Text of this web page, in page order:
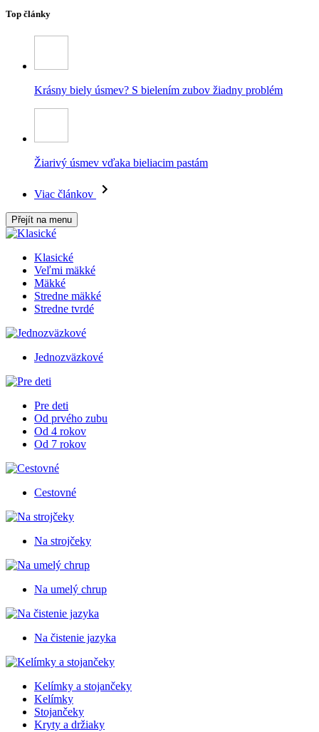
Top články
Krásny biely úsmev? S bielením zubov žiadny problém
Žiarivý úsmev vďaka bieliacim pastám
Viac článkov
Přejít na menu
Klasické
Veľmi mäkké
Mäkké
Stredne mäkké
Stredne tvrdé
Jednozväzkové
Pre deti
Od prvého zubu
Od 4 rokov
Od 7 rokov
Cestovné
Na strojčeky
Na umelý chrup
Na čistenie jazyka
Kelímky a stojančeky
Kelímky
Stojančeky
Kryty a držiaky